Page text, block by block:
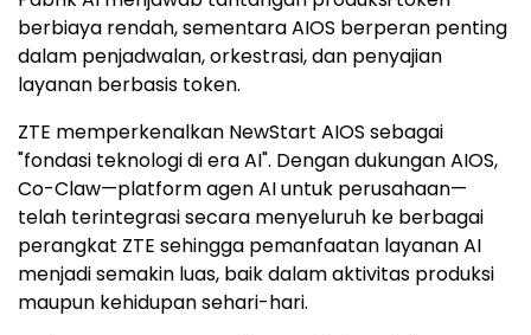
berbiaya rendah, sementara AIOS berperan penting
dalam penjadwalan, orkestrasi, dan penyajian
layanan berbasis token.
ZTE memperkenalkan NewStart AIOS sebagai
"fondasi teknologi di era AI". Dengan dukungan AIOS,
Co-Claw—platform agen AI untuk perusahaan—
telah terintegrasi secara menyeluruh ke berbagai
perangkat ZTE sehingga pemanfaatan layanan AI
menjadi semakin luas, baik dalam aktivitas produksi
maupun kehidupan sehari-hari.